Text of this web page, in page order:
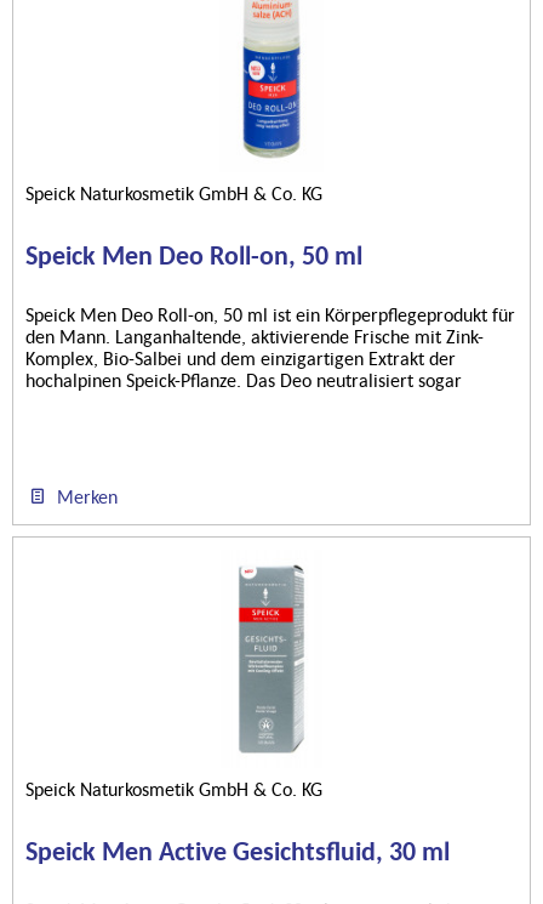
Speick Naturkosmetik GmbH & Co. KG
Speick Men Deo Roll-on, 50 ml
Speick Men Deo Roll-on, 50 ml ist ein Körperpflegeprodukt für
den Mann. Langanhaltende, aktivierende Frische mit Zink-
Komplex, Bio-Salbei und dem einzigartigen Extrakt der
hochalpinen Speick-Pflanze. Das Deo neutralisiert sogar
Merken
Speick Naturkosmetik GmbH & Co. KG
Speick Men Active Gesichtsfluid, 30 ml